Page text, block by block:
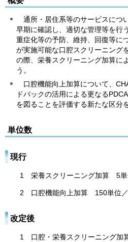
通所・居住系等のサービスにつ
早期に確認し、適切な管理等を行
重症化等の予防、維持、回復等に
が実施可能な口腔スクリーニング
の際、栄養スクリーニング加算に
う。
口腔機能向上加算について、
ドバックの活用による更なる
を図ることを評価する新たな区分
単位数
現行
1 栄養スクリーニング加算 5単
2 口腔機能向上加算 150単位
改定後
1 口腔・栄養スクリーニング